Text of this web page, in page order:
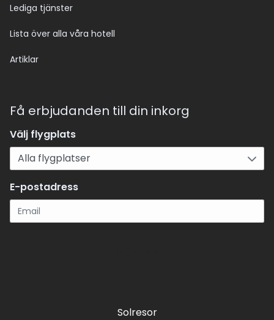
Lediga tjänster
Lista över alla våra hotell
Artiklar
Få erbjudanden till din inkorg
Välj flygplats
E-postadress
Solresor